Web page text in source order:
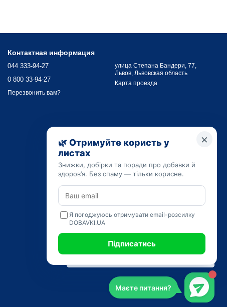
Контактная информация
044 333-94-27
0 800 33-94-27
Перезвонить вам?
улица Степана Бандери, 77,
Львов, Львовская область
Карта проезда